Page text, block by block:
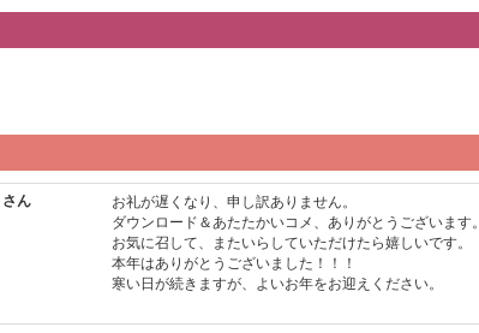
さん
お礼が遅くなり、申し訳ありません。
ダウンロード＆あたたかいコメ、ありがとうございます。
お気に召して、またいらしていただけたら嬉しいです。
本年はありがとうございました！！！
寒い日が続きますが、よいお年をお迎えください。